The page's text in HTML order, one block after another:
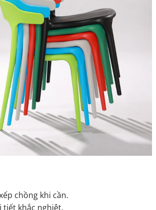
chồng khi cần.
tiết khắc nghiệt.